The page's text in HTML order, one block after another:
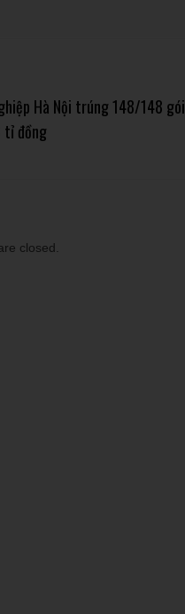
Hà Nội trúng 148/148 gói
đồng
closed.